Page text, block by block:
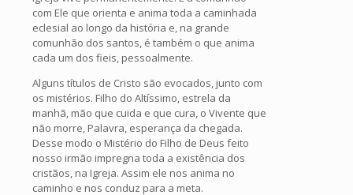
com Ele que orienta e anima toda a caminhada
eclesial ao longo da história e, na grande
comunhão dos santos, é também o que anima
cada um dos fieis, pessoalmente.
Alguns títulos de Cristo são evocados, junto com
os mistérios. Filho do Altíssimo, estrela da
manhã, mão que cuida e que cura, o Vivente que
não morre, Palavra, esperança da chegada.
Desse modo o Mistério do Filho de Deus feito
nosso irmão impregna toda a existência dos
cristãos, na Igreja. Assim ele nos anima no
caminho e nos conduz para a meta.